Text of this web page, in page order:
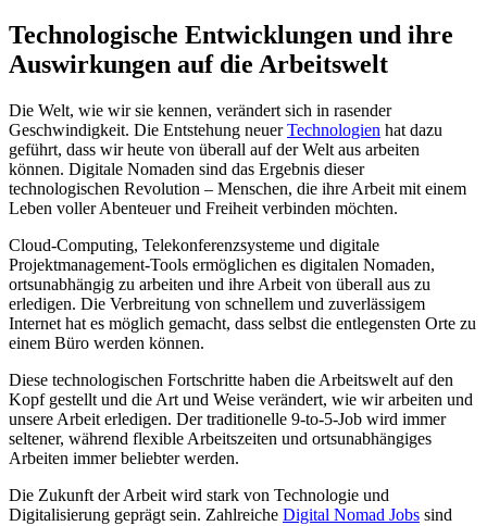
Technologische Entwicklungen und ihre
Auswirkungen auf die Arbeitswelt
Die Welt, wie wir sie kennen, verändert sich in rasender
Geschwindigkeit. Die Entstehung neuerTechnologien hat dazu
geführt, dass wir heute von überall auf der Welt aus arbeiten
können. Digitale Nomaden sind das Ergebnis dieser
technologischen Revolution – Menschen, die ihre Arbeit mit einem
Leben voller Abenteuer und Freiheit verbinden möchten.
Cloud-Computing, Telekonferenzsysteme und digitale
Projektmanagement-Tools ermöglichen es digitalen Nomaden,
ortsunabhängig zu arbeiten und ihre Arbeit von überall aus zu
erledigen. Die Verbreitung von schnellem und zuverlässigem
Internet hat es möglich gemacht, dass selbst die entlegensten Orte zu
einem Büro werden können.
Diese technologischen Fortschritte haben die Arbeitswelt auf den
Kopf gestellt und die Art und Weise verändert, wie wir arbeiten und
unsere Arbeit erledigen. Der traditionelle 9-to-5-Job wird immer
seltener, während flexible Arbeitszeiten und ortsunabhängiges
Arbeiten immer beliebter werden.
Die Zukunft der Arbeit wird stark von Technologie und
Digitalisierung geprägt sein. Zahlreiche Digital Nomad Jobs sind